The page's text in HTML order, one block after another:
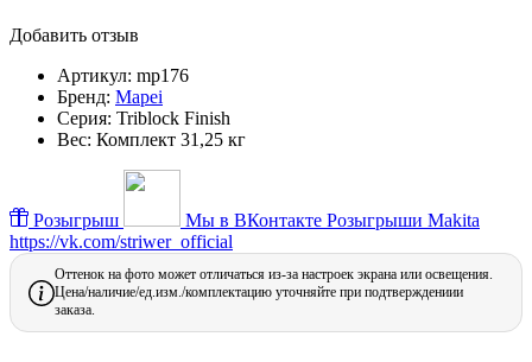
Добавить отзыв
Артикул: mp176
Бренд: Mapei
Серия: Triblock Finish
Вес: Комплект 31,25 кг
Розыгрыш Мы в ВКонтакте Розыгрыши Makita
https://vk.com/striwer_official
Оттенок на фото может отличаться из-за настроек экрана или освещения.
Цена/наличие/ед.изм./комплектацию уточняйте при подтверждениии
заказа.